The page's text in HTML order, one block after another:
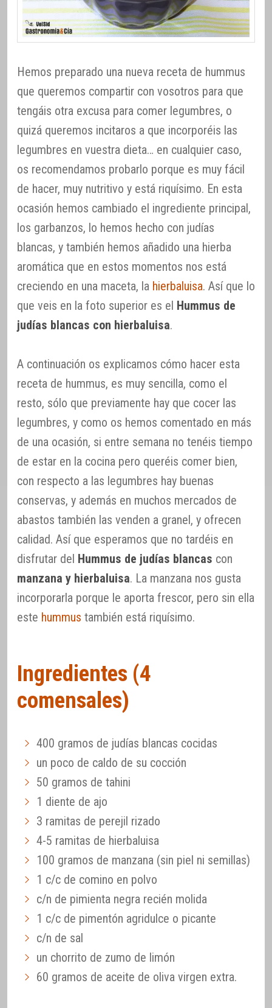
Hemos preparado una nueva receta de hummus
que queremos compartir con vosotros para que
tengáis otra excusa para comer legumbres, o
quizá queremos incitaros a que incorporéis las
legumbres en vuestra dieta… en cualquier caso,
os recomendamos probarlo porque es muy fácil
de hacer, muy nutritivo y está riquísimo. En esta
ocasión hemos cambiado el ingrediente principal,
los garbanzos, lo hemos hecho con judías
blancas, y también hemos añadido una hierba
aromática que en estos momentos nos está
creciendo en una maceta, la hierbaluisa. Así que lo
que veis en la foto superior es el Hummus de
judías blancas con hierbaluisa.
A continuación os explicamos cómo hacer esta
receta de hummus, es muy sencilla, como el
resto, sólo que previamente hay que cocer las
legumbres, y como os hemos comentado en más
de una ocasión, si entre semana no tenéis tiempo
de estar en la cocina pero queréis comer bien,
con respecto a las legumbres hay buenas
conservas, y además en muchos mercados de
abastos también las venden a granel, y ofrecen
calidad. Así que esperamos que no tardéis en
disfrutar del Hummus de judías blancas con
manzana y hierbaluisa. La manzana nos gusta
incorporarla porque le aporta frescor, pero sin ella
este hummus también está riquísimo.
Ingredientes (4
comensales)
400 gramos de judías blancas cocidas
un poco de caldo de su cocción
50 gramos de tahini
1 diente de ajo
3 ramitas de perejil rizado
4-5 ramitas de hierbaluisa
100 gramos de manzana (sin piel ni semillas)
1 c/c de comino en polvo
c/n de pimienta negra recién molida
1 c/c de pimentón agridulce o picante
c/n de sal
un chorrito de zumo de limón
60 gramos de aceite de oliva virgen extra.